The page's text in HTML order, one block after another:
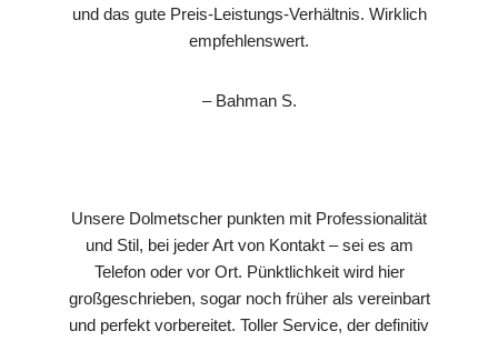
und das gute Preis-Leistungs-Verhältnis. Wirklich
empfehlenswert.
– Bahman S.
Unsere Dolmetscher punkten mit Professionalität
und Stil, bei jeder Art von Kontakt – sei es am
Telefon oder vor Ort. Pünktlichkeit wird hier
großgeschrieben, sogar noch früher als vereinbart
und perfekt vorbereitet. Toller Service, der definitiv